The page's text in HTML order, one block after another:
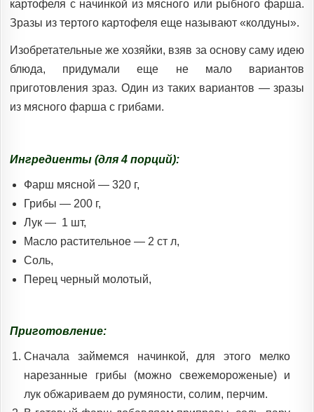
картофеля с начинкой из мясного или рыбного фарша.
Зразы из тертого картофеля еще называют «колдуны».
Изобретательные же хозяйки, взяв за основу саму идею
блюда, придумали еще не мало вариантов
приготовления зраз. Один из таких вариантов — зразы
из мясного фарша с грибами.
Ингредиенты (для 4 порций):
Фарш мясной — 320 г,
Грибы — 200 г,
Лук — 1 шт,
Масло растительное — 2 ст л,
Соль,
Перец черный молотый,
Приготовление:
Сначала займемся начинкой, для этого мелко
нарезанные грибы (можно свежемороженые) и
лук обжариваем до румяности, солим, перчим.